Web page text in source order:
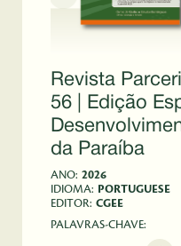
Revista
56 | Edição
da Paraíba
ANO: 2026
IDIOMA: PORTUGUESE
EDITOR: CGEE
PALAVRAS-CHAVE: